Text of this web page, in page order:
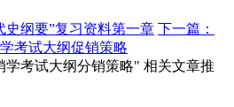
史纲要”复习资料第一章 下一篇：
考试大纲促销策略
学考试大纲分销策略" 相关文章推